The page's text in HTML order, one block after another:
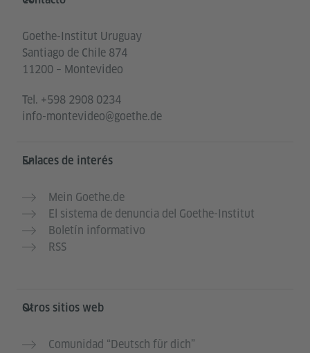
Goethe-Institut Uruguay
Santiago de Chile 874
11200 – Montevideo
Tel. +598 2908 0234
info-montevideo@goethe.de
Enlaces de interés
Mein Goethe.de
El sistema de denuncia del Goethe-Institut
Boletín informativo
RSS
Otros sitios web
Comunidad “Deutsch für dich”